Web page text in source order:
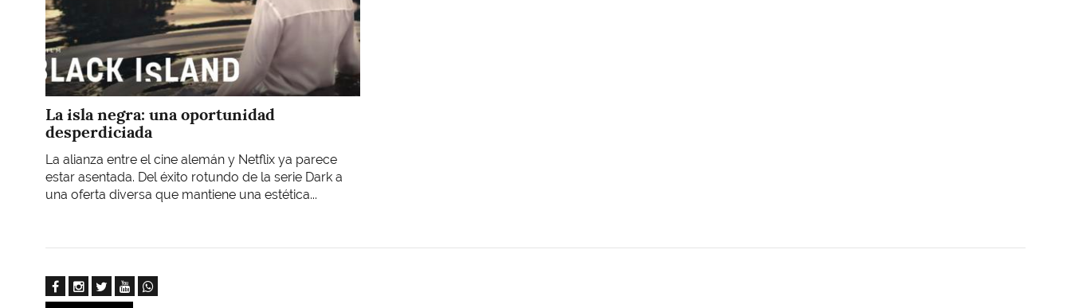
La isla negra: una oportunidad
desperdiciada
La alianza entre el cine alemán y Netflix ya parece
estar asentada. Del éxito rotundo de la serie Dark a
una oferta diversa que mantiene una estética...